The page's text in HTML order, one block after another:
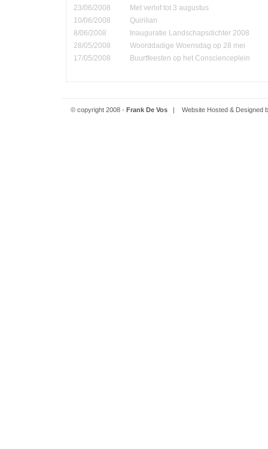
23/06/2008
Met verlof tot 3 augustus
10/06/2008
Quirilian
8/06/2008
Inauguratie Landschapsdichter 2008
28/05/2008
Woorddadige Woensdag op 28 mei
17/05/2008
Buurtfeesten op het Conscienceplein
© copyright 2008 - Frank De Vos| Website Hosted & Designed